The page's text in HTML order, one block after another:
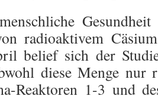
Gesundheit
radioaktivem
belief sich der
diese Menge nur
Reaktoren 1-3 und